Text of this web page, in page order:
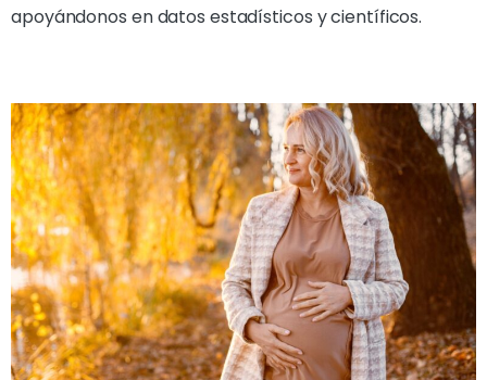
apoyándonos en datos estadísticos y científicos.